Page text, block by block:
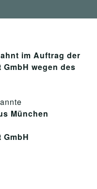
im Auftrag der
wegen des
München